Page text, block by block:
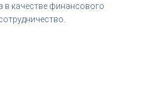
в качестве финансового